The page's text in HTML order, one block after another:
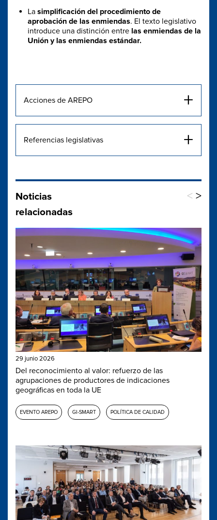
La simplificación del procedimiento de
aprobación de las enmiendas. El texto legislativo
introduce una distinción entre las enmiendas de la
Unión y las enmiendas estándar.
Acciones de AREPO +
Referencias legislativas +
Noticias
relacionadas
< >
29 junio 2026
Del reconocimiento al valor: refuerzo de las
agrupaciones de productores de indicaciones
geográficas en toda la UE
EVENTO AREPO GI-SMART POLÍTICA DE CALIDAD